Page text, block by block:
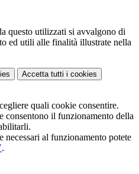
questo utilizzati si avvalgono di
ed utili alle finalità illustrate nella
Accetta tutti i cookies
quali cookie consentire.
consentono il funzionamento della
necessari al funzionamento potete
.